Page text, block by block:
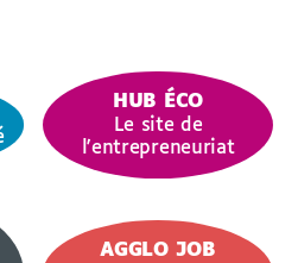
HUB ÉCO
Le site de
l'entrepreneuriat
AGGLO JOB